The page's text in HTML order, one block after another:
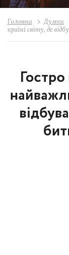
Головна Думки
країні світу, де